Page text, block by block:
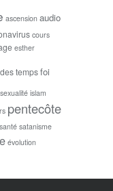
ascension audio
cours
esther
tempsfoi
islam
pentecôte
santé satanisme
évolution